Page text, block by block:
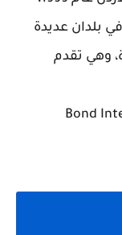
بلدان عديدة
وهي تقدم